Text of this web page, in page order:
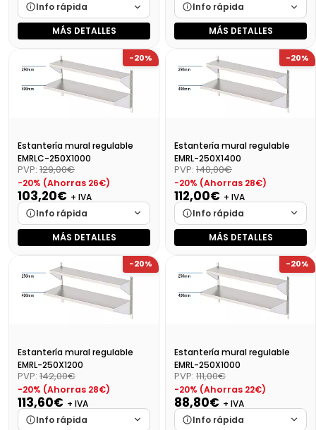
Info rápida
Marca
Cargando…
Medidas
Cargando…
Disponibilidad
Cargando…
Precio final (+21%)
142,30 €
MÁS DETALLES
Info rápida
Marca
Cargando…
Medidas
Cargando…
Disponibilidad
Cargando…
Precio final (+21%)
115,19 €
MÁS DETALLES
-20%
Estantería mural regulable
EMRLC-250X1000
PVP: 129,00€
-20% (Ahorras 26€)
103,20€ + IVA
Info rápida
Marca
Cargando…
Medidas
Cargando…
Disponibilidad
Cargando…
Precio final (+21%) 124,87 €
MÁS DETALLES
-20%
Estantería mural regulable
EMRL-250X1400
PVP: 140,00€
-20% (Ahorras 28€)
112,00€ + IVA
Info rápida
Marca
Cargando…
Medidas
Cargando…
Disponibilidad
Cargando…
Precio final (+21%)
135,52 €
MÁS DETALLES
-20%
Estantería mural regulable
EMRL-250X1200
PVP: 142,00€
-20% (Ahorras 28€)
113,60€ + IVA
Info rápida
-20%
Estantería mural regulable
EMRL-250X1000
PVP: 111,00€
-20% (Ahorras 22€)
88,80€ + IVA
Info rápida